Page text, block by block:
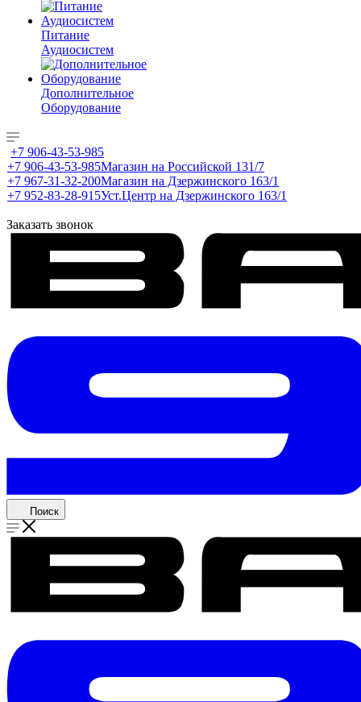
Питание
Аудиосистем
Дополнительное
Оборудование
+7 906-43-53-985
+7 906-43-53-985Магазин на Российской 131/7
+7 967-31-32-200Магазин на Дзержинского 163/1
+7 952-83-28-915Уст.Центр на Дзержинского 163/1
Заказать звонок
Поиск